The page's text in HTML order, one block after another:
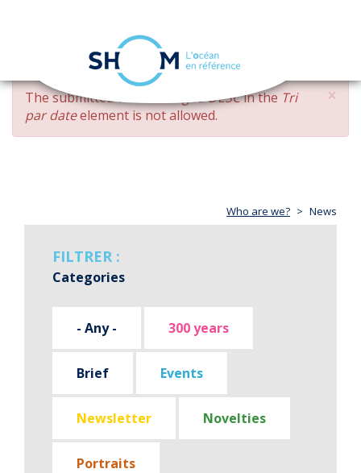
Skip
main
content
navigation
×
ERROR
MESSAGE
The submitted value changed DESCin the Tri
par dateelement is not allowed.
Who are we? News
FILTRER :
Categories
- Any - 300 years
Brief Events
Newsletter Novelties
Portraits